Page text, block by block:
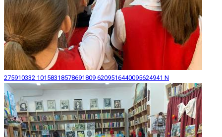
275910332 10158318578691809 6209516440095624941 N